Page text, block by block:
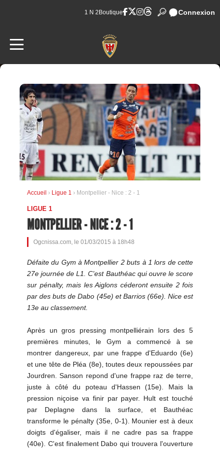
1 N 2 Boutique Connexion
Accueil › Ligue 1 › Montpellier - Nice : 2 - 1
LIGUE 1
MONTPELLIER - NICE : 2 - 1
Ogcnissa.com, le 01/03/2015 à 18h48
Défaite du Gym à Montpellier 2 buts à 1 lors de cette
27e journée de L1. C'est Bauthéac qui ouvre le score
sur pénalty, mais les Aiglons céderont ensuite 2 fois
par des buts de Dabo (45e) et Barrios (66e). Nice est
13e au classement.
Après un gros pressing montpelliérain lors des 5
premières minutes, le Gym a commencé à se
montrer dangereux, par une frappe d'Eduardo (6e)
et une tête de Pléa (8e), toutes deux repoussées par
Jourdren. Sanson repond d'une frappe raz de terre,
juste à côté du poteau d'Hassen (15e). Mais la
pression niçoise va finir par payer. Hult est touché
par Deplagne dans la surface, et Bauthéac
transforme le pénalty (35e, 0-1). Mounier est à deux
doigts d'égaliser, mais il ne cadre pas sa frappe
(40e). C'est finalement Dabo qui trouvera l'ouverture